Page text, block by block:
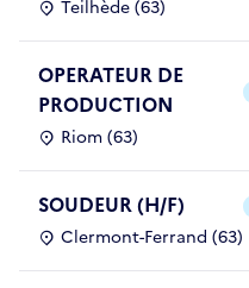
Teilhède (63)
OPERATEUR DE
PRODUCTION
Riom (63)
SOUDEUR (H/F)
Clermont-Ferrand (63)